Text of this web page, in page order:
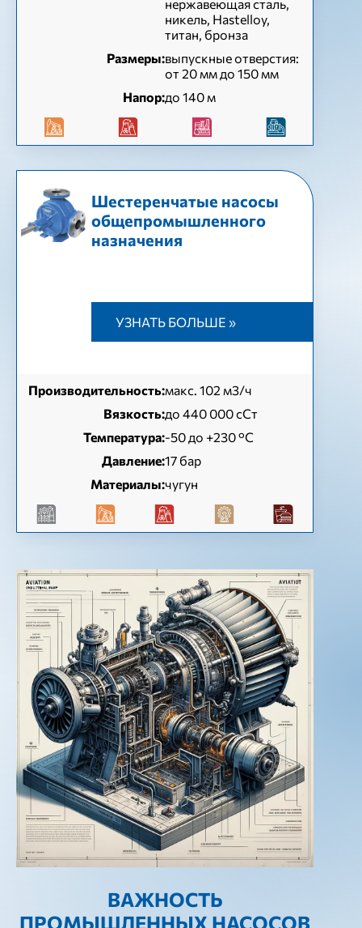
нержавеющая сталь,
никель, Hastelloy,
титан, бронза
Размеры:выпускные отверстия:
от 20 мм до 150 мм
Напор:до 140 м
Шестеренчатые насосы
общепромышленного
назначения
УЗНАТЬ БОЛЬШЕ »
Производительность:макс. 102 м3/ч
Вязкость:до 440 000 сСт
Температура:-50 до +230 °C
Давление:17 бар
Материалы:чугун
ВАЖНОСТЬ
ПРОМЫШЛЕННЫХ НАСОСОВ